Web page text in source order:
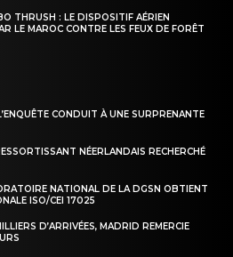
de
THRUSH : LE DISPOSITIF AÉRIEN
LE MAROC CONTRE LES FEUX DE FORÊT
CONDUIT À UNE SURPRENANTE
NÉERLANDAIS RECHERCHÉ
NATIONAL DE LA DGSN OBTIENT
ISO/CEI 17025
D’ARRIVÉES, MADRID REMERCIE